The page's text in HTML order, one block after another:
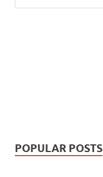
POPULAR POSTS